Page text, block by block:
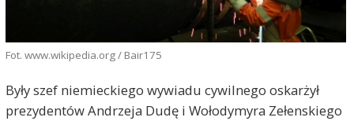
Fot. www.wikipedia.org / Bair175
Były szef niemieckiego wywiadu cywilnego oskarżył
prezydentów Andrzeja Dudę i Wołodymyra Zełenskiego